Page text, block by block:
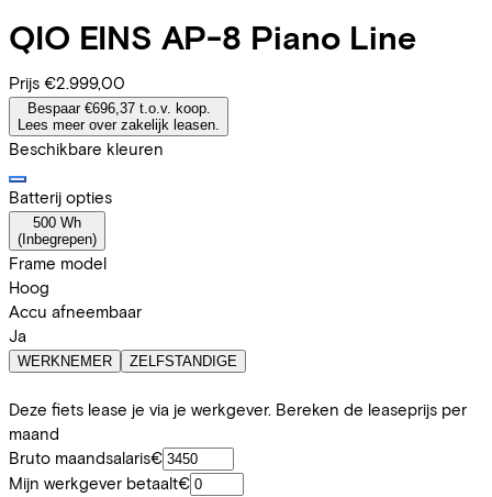
QIO EINS AP-8 Piano Line
Prijs €2.999,00
Bespaar €696,37 t.o.v. koop.
Lees meer over zakelijk leasen.
Beschikbare kleuren
Batterij opties
500 Wh
( Inbegrepen)
Frame model
Hoog
Accu afneembaar
Ja
WERKNEMER ZELFSTANDIGE
Deze fiets lease je via je werkgever. Bereken de leaseprijs per
maand
Bruto maandsalaris€
Mijn werkgever betaalt€